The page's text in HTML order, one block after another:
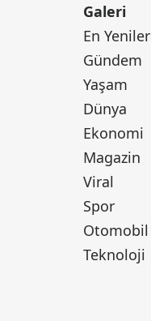
Galeri
En Yeniler
Gündem
Yaşam
Dünya
Ekonomi
Magazin
Viral
Spor
Otomobil
Teknoloji